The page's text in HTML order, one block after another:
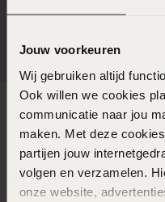
Jouw voorkeuren
Wij gebruiken altijd
Ook willen we cookies
communicatie naar jou
maken. Met deze
partijen jouw
volgen en verzamelen.
onze website,
Direct naar
Over Lucardi